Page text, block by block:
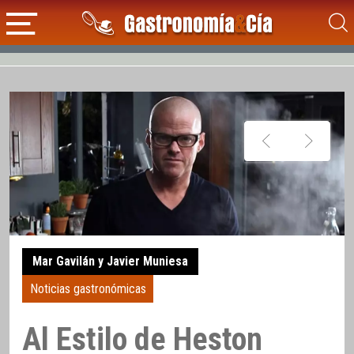
Mar Gavilán y Javier Muniesa
Noticias gastronómicas
Al Estilo de Heston